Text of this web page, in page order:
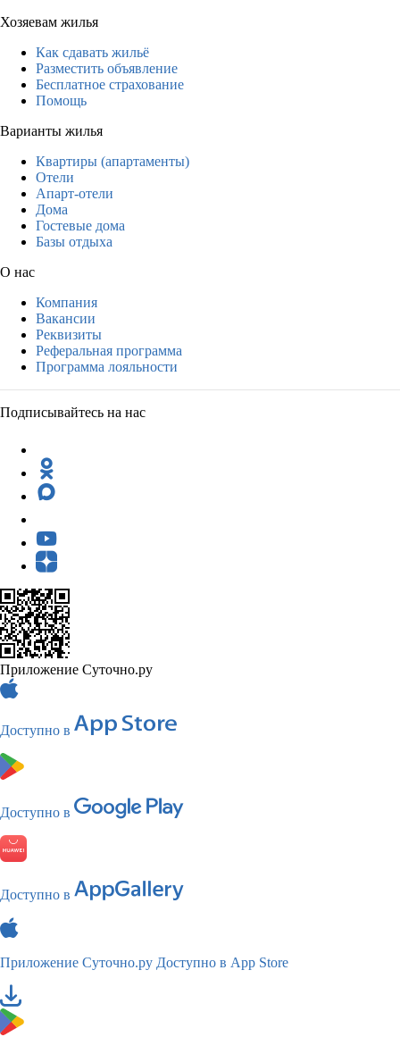
Хозяевам жилья
Как сдавать жильё
Разместить объявление
Бесплатное страхование
Помощь
Варианты жилья
Квартиры (апартаменты)
Отели
Апарт-отели
Дома
Гостевые дома
Базы отдыха
О нас
Компания
Вакансии
Реквизиты
Реферальная программа
Программа лояльности
Подписывайтесь на нас
Приложение Суточно.ру
Доступно в
Доступно в
Доступно в
Приложение Суточно.ру Доступно в App Store